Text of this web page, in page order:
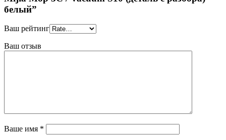
белый”
Ваш рейтинг
Ваш отзыв
Ваше имя *